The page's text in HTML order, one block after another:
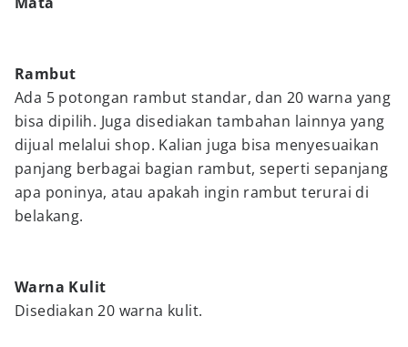
Rambut
Ada 5 potongan rambut standar, dan 20 warna yang
bisa dipilih. Juga disediakan tambahan lainnya yang
dijual melalui shop. Kalian juga bisa menyesuaikan
panjang berbagai bagian rambut, seperti sepanjang
apa poninya, atau apakah ingin rambut terurai di
belakang.
Warna Kulit
Disediakan 20 warna kulit.